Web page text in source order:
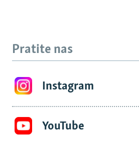
Pratite nas
Instagram
YouTube